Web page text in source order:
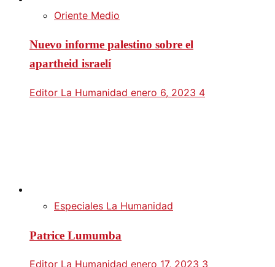
Oriente Medio
Nuevo informe palestino sobre el
apartheid israelí
Editor La Humanidad enero 6, 2023 4
Especiales La Humanidad
Patrice Lumumba
Editor La Humanidad enero 17, 2023 3